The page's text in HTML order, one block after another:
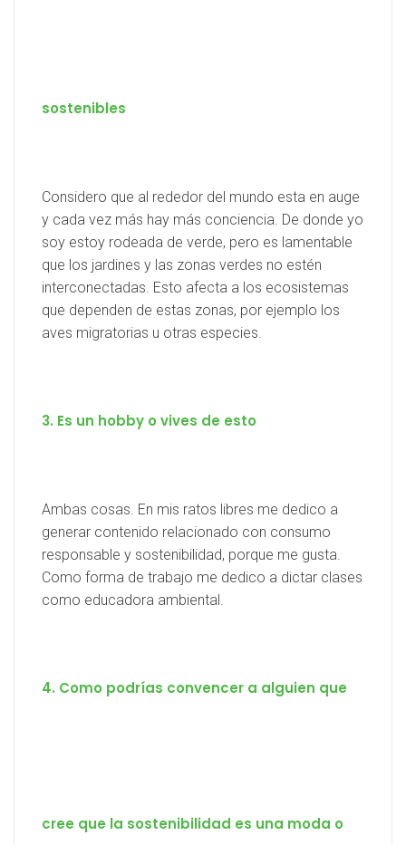
sostenibles
Considero que al rededor del mundo esta en auge
y cada vez más hay más conciencia. De donde yo
soy estoy rodeada de verde, pero es lamentable
que los jardines y las zonas verdes no estén
interconectadas. Esto afecta a los ecosistemas
que dependen de estas zonas, por ejemplo los
aves migratorias u otras especies.
3. Es un hobby o vives de esto
Ambas cosas. En mis ratos libres me dedico a
generar contenido relacionado con consumo
responsable y sostenibilidad, porque me gusta.
Como forma de trabajo me dedico a dictar clases
como educadora ambiental.
4. Como podrías convencer a alguien que
cree que la sostenibilidad es una moda o